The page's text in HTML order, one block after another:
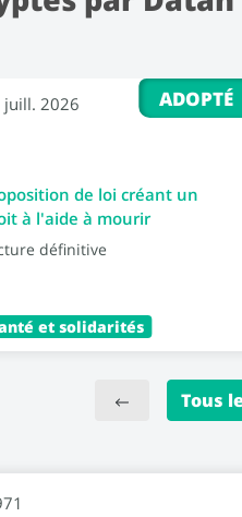
ADOPTÉ
juill. 2026
de loi créant un
à l'aide à mourir
définitive
et solidarités
Tous